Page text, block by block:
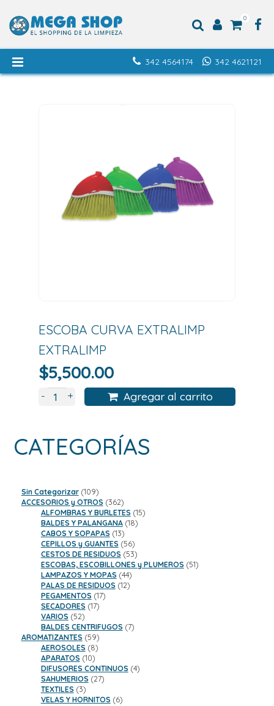
0
342 4621121
342 4564174
ESCOBA CURVA EXTRALIMP
EXTRALIMP
$5,500.00
- + Agregar al carrito
CATEGORÍAS
Sin Categorizar 109109
productos
ACCESORIOS y OTROS 362362
productos
ALFOMBRAS Y BURLETES 1515
BALDES Y PALANGANA 1818
CABOS Y SOPAPAS 1313
productos
CEPILLOS y GUANTES 5656
productos
CESTOS DE RESIDUOS 5353
productos
ESCOBAS, ESCOBILLONES y PLUMEROS 5151
LAMPAZOS Y MOPAS 4444
productos
PALAS DE RESIDUOS 1212
PEGAMENTOS 1717
SECADORES 1717
VARIOS 5252
productos
BALDES CENTRIFUGOS 77
AROMATIZANTES 5959
productos
AEROSOLES 88
productos
APARATOS 1010
productos
DIFUSORES CONTINUOS 44
SAHUMERIOS 2727
TEXTILES 33
productos
VELAS Y HORNITOS 66